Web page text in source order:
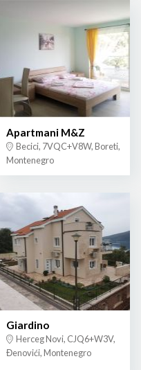
Apartmani M&Z
Becici, 7VQC+V8W, Boreti,
Montenegro
Giardino
Herceg Novi, CJQ6+W3V,
Đenovići, Montenegro